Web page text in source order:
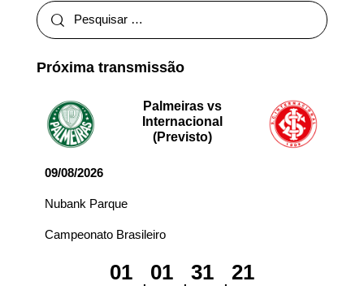
Próxima transmissão
Palmeiras vs
Internacional
(Previsto)
09/08/2026
Nubank Parque
Campeonato Brasileiro
01 01 31 21